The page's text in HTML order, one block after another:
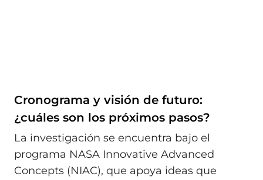
Cronograma y visión de futuro:
¿cuáles son los próximos pasos?
La investigación se encuentra bajo el
programa NASA Innovative Advanced
Concepts (NIAC), que apoya ideas que